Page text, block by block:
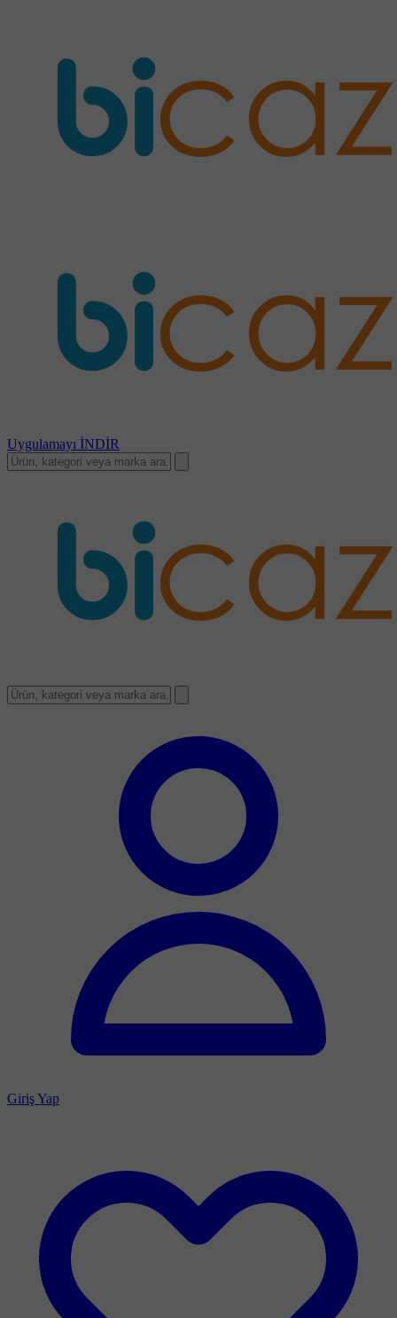
Uygulamayı İNDİR
Giriş Yap